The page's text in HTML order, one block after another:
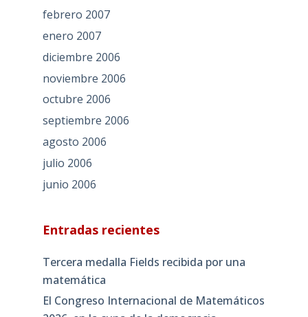
febrero 2007
enero 2007
diciembre 2006
noviembre 2006
octubre 2006
septiembre 2006
agosto 2006
julio 2006
junio 2006
Entradas recientes
Tercera medalla Fields recibida por una
matemática
El Congreso Internacional de Matemáticos